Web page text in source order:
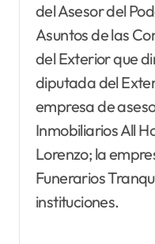
del Asesor del
Asuntos de las
del Exterior que
diputada del
empresa de
Inmobiliarios All
Lorenzo; la
Funerarios
instituciones.